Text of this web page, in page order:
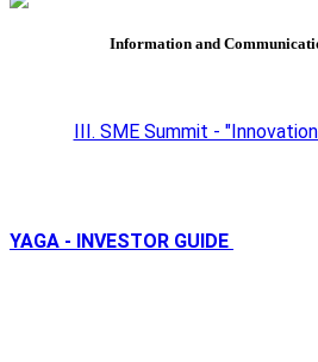
Information and
III. SME Summit -
YAGA - INVESTOR GUIDE